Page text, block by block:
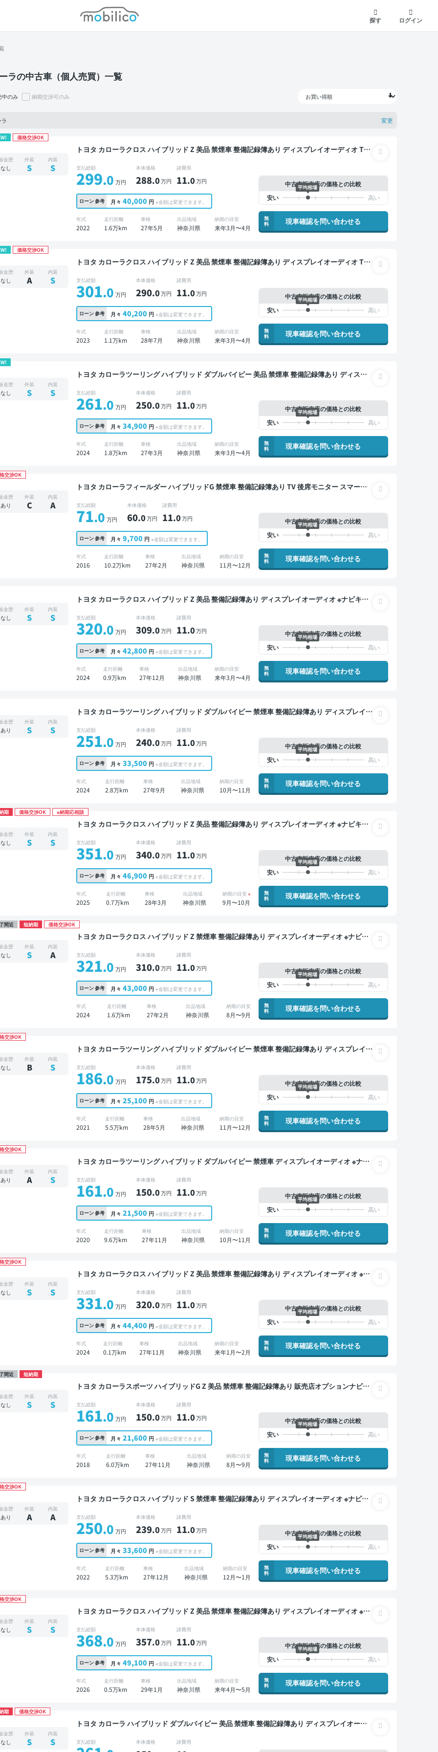
モビリコ
探す
ログイン
ラの中古車（個人売買）一覧
中のみ 納期交渉可のみ
変更
価格交渉OK
トヨタ カローラクロス ハイブリッド Z 美品 禁煙車 整備記録簿あり ディスプレイオーディオ TV
金歴
なし
外装
S
内装
S 支払総額
299.0 万円
本体価格
288.0万円
諸費用
11.0万円
ローン参考 月々 40,000 円 ※金額は変更できます。
年式
2022
走行距離
1.6万km
車検
27年5月
出品地域
神奈川県
納期の目安
来年3月〜4月
中古車販売店の価格との比較
平均相場
無
料
現車確認を問い合わせる
価格交渉OK
トヨタ カローラクロス ハイブリッド Z 美品 禁煙車 整備記録簿あり ディスプレイオーディオ TV
ックモニター 全方位カメラ ドライブレコーダー 衝突軽減
金歴
なし
外装
A
内装
S 支払総額
301.0 万円
本体価格
290.0万円
諸費用
11.0万円
ローン参考 月々 40,200 円 ※金額は変更できます。
年式
2023
走行距離
1.1万km
車検
28年7月
出品地域
神奈川県
納期の目安
来年3月〜4月
中古車販売店の価格との比較
平均相場
無
料
現車確認を問い合わせる
トヨタ カローラツーリング ハイブリッド ダブルバイビー 美品 禁煙車 整備記録簿あり ディスプ
ETC バックモニター ドライブレコーダー 衝突軽減
金歴
なし
外装
S
内装
S 支払総額
261.0 万円
本体価格
250.0万円
諸費用
11.0万円
ローン参考 月々 34,900 円 ※金額は変更できます。
年式
2024
走行距離
1.8万km
車検
27年3月
出品地域
神奈川県
納期の目安
来年3月〜4月
中古車販売店の価格との比較
平均相場
無
料
現車確認を問い合わせる
交渉OK
トヨタ カローラフィールダー ハイブリッドG 禁煙車 整備記録簿あり TV 後席モニター スマート
金歴
あり
外装
C
内装
A 支払総額
71.0 万円
本体価格
60.0万円
諸費用
11.0万円
ローン参考 月々 9,700 円 ※金額は変更できます。
年式
2016
走行距離
10.2万km
車検
27年2月
出品地域
神奈川県
納期の目安
11月〜12月
中古車販売店の価格との比較
平均相場
無
料
現車確認を問い合わせる
トヨタ カローラクロス ハイブリッド Z 美品 整備記録簿あり ディスプレイオーディオ ※ナビキッ
ETC 電動バックドア バックモニター 全方位カメラ ドライブレコーダー 衝突軽減
金歴
なし
外装
S
内装
S 支払総額
320.0 万円
本体価格
309.0万円
諸費用
11.0万円
ローン参考 月々 42,800 円 ※金額は変更できます。
年式
2024
走行距離
0.9万km
車検
27年12月
出品地域
神奈川県
納期の目安
来年3月〜4月
中古車販売店の価格との比較
平均相場
無
料
現車確認を問い合わせる
トヨタ カローラツーリング ハイブリッド ダブルバイビー 禁煙車 整備記録簿あり ディスプレイオ
ックモニター ドライブレコーダー 衝突軽減
金歴
あり
外装
S
内装
S 支払総額
251.0 万円
本体価格
240.0万円
諸費用
11.0万円
ローン参考 月々 33,500 円 ※金額は変更できます。
年式
2024
走行距離
2.8万km
車検
27年9月
出品地域
神奈川県
納期の目安
10月〜11月
中古車販売店の価格との比較
平均相場
無
料
現車確認を問い合わせる
期 価格交渉OK ※納期応相談
トヨタ カローラクロス ハイブリッド Z 美品 整備記録簿あり ディスプレイオーディオ ※ナビキッ
クモニター 全方位カメラ ドライブレコーダー 衝突軽減
金歴
なし
外装
S
内装
S 支払総額
351.0 万円
本体価格
340.0万円
諸費用
11.0万円
ローン参考 月々 46,900 円 ※金額は変更できます。
年式
2025
走行距離
0.7万km
車検
28年3月
出品地域
神奈川県
納期の目安 ※
9月〜10月
中古車販売店の価格との比較
平均相場
無
料
現車確認を問い合わせる
間近 短納期 価格交渉OK
トヨタ カローラクロス ハイブリッド Z 禁煙車 整備記録簿あり ディスプレイオーディオ ※ナビキ
方位カメラ ドライブレコーダー 衝突軽減
金歴
なし
外装
S
内装
A 支払総額
321.0 万円
本体価格
310.0万円
諸費用
11.0万円
ローン参考 月々 43,000 円 ※金額は変更できます。
年式
2024
走行距離
1.6万km
車検
27年2月
出品地域
神奈川県
納期の目安
8月〜9月
中古車販売店の価格との比較
平均相場
無
料
現車確認を問い合わせる
交渉OK
トヨタ カローラツーリング ハイブリッド ダブルバイビー 禁煙車 整備記録簿あり ディスプレイオ
キー ETC バックモニター ドライブレコーダー 衝突軽減
金歴
なし
外装
B
内装
S 支払総額
186.0 万円
本体価格
175.0万円
諸費用
11.0万円
ローン参考 月々 25,100 円 ※金額は変更できます。
年式
2021
走行距離
5.5万km
車検
28年5月
出品地域
神奈川県
納期の目安
11月〜12月
中古車販売店の価格との比較
平均相場
無
料
現車確認を問い合わせる
交渉OK
トヨタ カローラツーリング ハイブリッド ダブルバイビー 禁煙車 ディスプレイオーディオ ※ナビ
イブレコーダー 衝突軽減
金歴
あり
外装
A
内装
S 支払総額
161.0 万円
本体価格
150.0万円
諸費用
11.0万円
ローン参考 月々 21,500 円 ※金額は変更できます。
年式
2020
走行距離
9.6万km
車検
27年11月
出品地域
神奈川県
納期の目安
10月〜11月
中古車販売店の価格との比較
平均相場
無
料
現車確認を問い合わせる
交渉OK
トヨタ カローラクロス ハイブリッド Z 美品 禁煙車 整備記録簿あり ディスプレイオーディオ ※ナ
ー 全方位カメラ ドライブレコーダー 衝突軽減
金歴
なし
外装
S
内装
S 支払総額
331.0 万円
本体価格
320.0万円
諸費用
11.0万円
ローン参考 月々 44,400 円 ※金額は変更できます。
年式
2024
走行距離
0.1万km
車検
27年11月
出品地域
神奈川県
納期の目安
来年1月〜2月
中古車販売店の価格との比較
平均相場
無
料
現車確認を問い合わせる
間近 短納期
トヨタ カローラスポーツ ハイブリッドG Z 美品 禁煙車 整備記録簿あり 販売店オプションナビ
コーダー フルエアロ 衝突軽減
金歴
なし
外装
S
内装
S 支払総額
161.0 万円
本体価格
150.0万円
諸費用
11.0万円
ローン参考 月々 21,600 円 ※金額は変更できます。
年式
2018
走行距離
6.0万km
車検
27年11月
出品地域
神奈川県
納期の目安
8月〜9月
中古車販売店の価格との比較
平均相場
無
料
現車確認を問い合わせる
交渉OK
トヨタ カローラクロス ハイブリッド S 禁煙車 整備記録簿あり ディスプレイオーディオ ※ナビキ
方位カメラ ドライブレコーダー 衝突軽減
金歴
あり
外装
A
内装
A 支払総額
250.0 万円
本体価格
239.0万円
諸費用
11.0万円
ローン参考 月々 33,600 円 ※金額は変更できます。
年式
2022
走行距離
5.3万km
車検
27年12月
出品地域
神奈川県
納期の目安
12月〜1月
中古車販売店の価格との比較
平均相場
無
料
現車確認を問い合わせる
交渉OK
トヨタ カローラクロス ハイブリッド Z 美品 禁煙車 整備記録簿あり ディスプレイオーディオ ※ナ
イブレコーダー フルエアロ 衝突軽減
金歴
なし
外装
S
内装
S 支払総額
368.0 万円
本体価格
357.0万円
諸費用
11.0万円
ローン参考 月々 49,100 円 ※金額は変更できます。
年式
2026
走行距離
0.5万km
車検
29年1月
出品地域
神奈川県
納期の目安
来年4月〜5月
中古車販売店の価格との比較
平均相場
無
料
現車確認を問い合わせる
期 価格交渉OK
トヨタ カローラ ハイブリッド ダブルバイビー 美品 禁煙車 整備記録簿あり ディスプレイオーデ
突軽減
金歴
なし
外装
S
内装
S 支払総額 本体価格 諸費用